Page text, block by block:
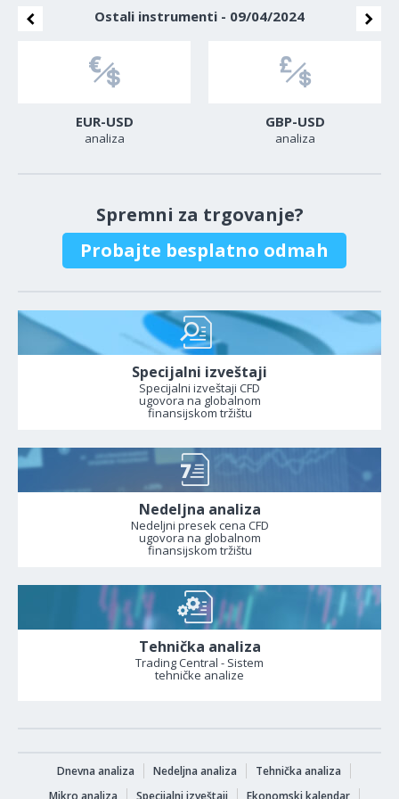
Ostali instrumenti - 09/04/2024
EUR-USD
analiza
GBP-USD
analiza
Spremni za trgovanje?
Probajte besplatno odmah
Specijalni izveštaji
Specijalni izveštaji CFD
ugovora na globalnom
finansijskom tržištu
Nedeljna analiza
Nedeljni presek cena CFD
ugovora na globalnom
finansijskom tržištu
Tehnička analiza
Trading Central - Sistem
tehničke analize
Dnevna analiza Nedeljna analiza
Tehnička analiza
Mikro analiza
Specijalni izveštaji Ekonomski kalendar